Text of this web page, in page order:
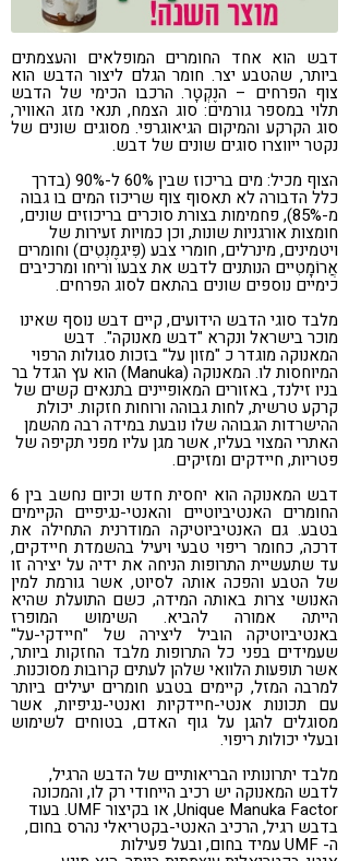
דבש הוא אחד החומרים המופלאים והעצמתים
ביותר, שהטבע יצר. חומר הגלם ליצור הדבש הוא
צוף הפרחים – הנֶקְטָר. הרכבו הכימי של הדבש
תלוי במספר גורמים: סוג הצמח, תנאי מזג האוויר,
סוג הקרקע והמיקום הגיאוגרפי. מסוגים שונים של
נקטר ייווצרו סוגים שונים של דבש.
הצוף מכיל: מים בריכוז שבין 60% ל-90% (בדרך
כלל הדבורה לא תאסוף צוף שריכוז המים בו גבוה
מ-85%), פחמימות בצורת סוכרים בריכוזים שונים,
חומצות אורגניות שונות, וכן כמויות זעירות של
ויטמינים, מינרלים, חומרי צבע (פִּיגמֶנְטִים) וחומרים
אֲרוֹמָטִיים הנותנים לדבש את צבעו וריחו ומרכיבים
כימיים נוספים שונים בהתאם לסוג הפרחים.
מלבד סוגי הדבש הידועים, קיים דבש נוסף שאינו
מוכר בישראל ונקרא "דבש מאנוקה". דבש
המאנוקה מוגדר כ "מזון על" בזכות סגולות הרפוי
המיוחסות לו. המאנוקה (Manuka) הוא עץ הגדל בר
בניו זילנד, באזורים המאופיינים בתנאים קשים של
קרקע טרשית, לחות גבוהה ורוחות חזקות. יכולת
ההישרדות הגבוהה שלו נובעת במידה רבה מהשמן
האתרי המצוי בעליו, אשר מגן עליו מפני תקיפה של
פטריות, חיידקים ומזיקים.
דבש המאנוקה הוא יחסית חדש וכיום נחשב בין 6
החומרים האנטיביוטיים והאנטי-נגיפיים הקיימים
בטבע. גם האנטיביוטיקה המודרנית התחילה את
דרכה, כחומר ריפוי טבעי ויעיל בהשמדת חיידקים,
עד שתעשיית התרופות הניחה את ידיה על יצירה זו
של הטבע והפכה אותה לסיוט, אשר גורמת למין
האנושי צרות באותה המידה, כשם התועלת שהיא
הייתה אמורה להביא. השימוש המופרז
באנטיביוטיקה הוביל ליצירה של "חיידקי-על"
שעמידים בפני כל התרופות מלבד החזקות ביותר,
אשר תופעות הלוואי שלהן לעתים קרובות מסוכנות.
למרבה המזל, קיימים בטבע חומרים יעילים ביותר
עם תכונות אנטי-חיידקיות ואנטי-נגיפיות, אשר
מסוגלים להגן על גוף האדם, בטוחים לשימוש
ובעלי יכולות ריפוי.
מלבד יתרונותיו הבריאותיים של הדבש הרגיל,
לדבש המאנוקה יש רכיב הייחודי רק לו, והמכונה
Unique Manuka Factor, או בקיצור UMF. בעוד
בדבש רגיל, הרכיב האנטי-בקטריאלי נהרס בחום,
ה- UMF עמיד בחום, ובעל פעילות